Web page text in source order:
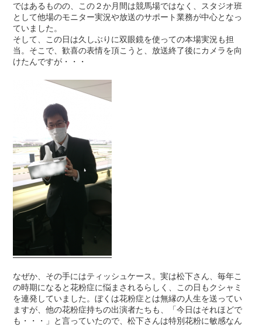
ではあるものの、この２か月間は競馬場ではなく、スタジオ班
として他場のモニター実況や放送のサポート業務が中心となっ
ていました。
そして、この日は久しぶりに双眼鏡を使っての本場実況も担
当。そこで、歓喜の表情を頂こうと、放送終了後にカメラを向
けたんですが・・・
なぜか、その手にはティッシュケース。実は松下さん、毎年こ
の時期になると花粉症に悩まされるらしく、この日もクシャミ
を連発していました。ぼくは花粉症とは無縁の人生を送ってい
ますが、他の花粉症持ちの出演者たちも、「今日はそれほどで
も・・・」と言っていたので、松下さんは特別花粉に敏感なん